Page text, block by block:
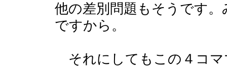
他の差別問題もそうです
ですから。
それにしてもこの４コマ